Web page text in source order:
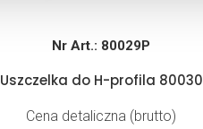
Nr Art.: 80029P
Uszczelka do H-profila 80030
Cena detaliczna (brutto)